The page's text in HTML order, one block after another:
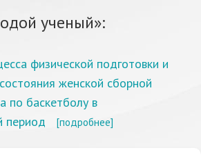
ученый»:
физической подготовки и
женской сборной
по баскетболу в
период
[подробнее]